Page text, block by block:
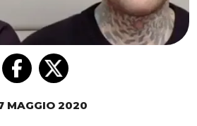
MAGGIO 2020